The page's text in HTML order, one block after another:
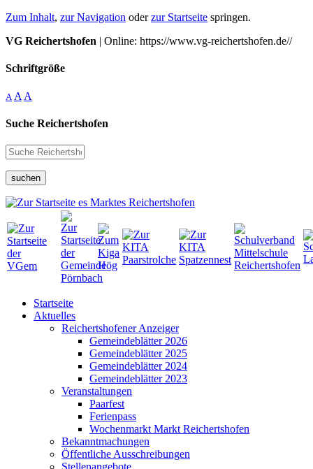
Zum Inhalt, zur Navigation oderzur Startseite springen.
VG Reichertshofen | Online: https://www.vg-reichertshofen.de//
Schriftgröße
A A A
Suche Reichertshofen
suchen
Startseite
Aktuelles
Reichertshofener Anzeiger
Gemeindeblätter 2026
Gemeindeblätter 2025
Gemeindeblätter 2024
Gemeindeblätter 2023
Veranstaltungen
Paarfest
Ferienpass
Wochenmarkt Markt Reichertshofen
Bekanntmachungen
Öffentliche Ausschreibungen
Stellenangebote